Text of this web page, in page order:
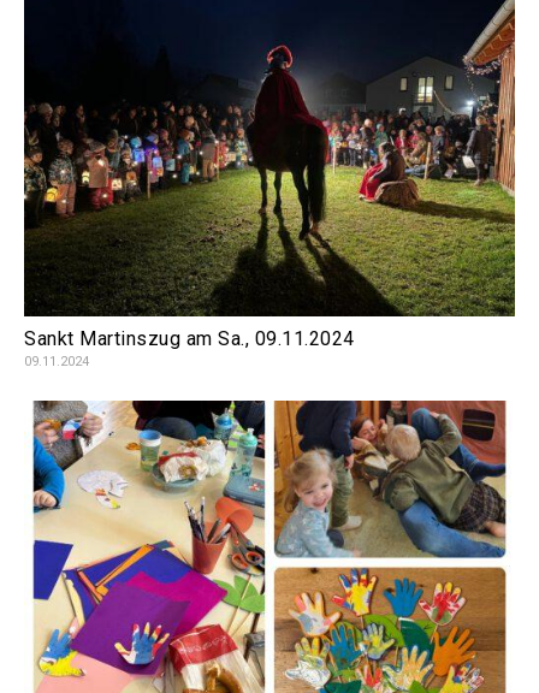
Sankt Martinszug am Sa., 09.11.2024
09.11.2024